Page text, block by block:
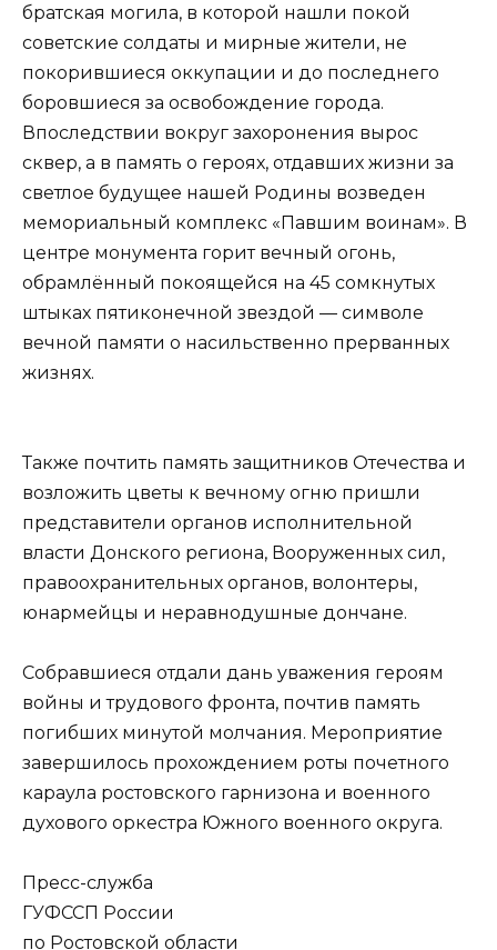
братская могила, в которой нашли покой
советские солдаты и мирные жители, не
покорившиеся оккупации и до последнего
боровшиеся за освобождение города.
Впоследствии вокруг захоронения вырос
сквер, а в память о героях, отдавших жизни за
светлое будущее нашей Родины возведен
мемориальный комплекс «Павшим воинам». В
центре монумента горит вечный огонь,
обрамлённый покоящейся на 45 сомкнутых
штыках пятиконечной звездой — символе
вечной памяти о насильственно прерванных
жизнях.
Также почтить память защитников Отечества и
возложить цветы к вечному огню пришли
представители органов исполнительной
власти Донского региона, Вооруженных сил,
правоохранительных органов, волонтеры,
юнармейцы и неравнодушные дончане.
Собравшиеся отдали дань уважения героям
войны и трудового фронта, почтив память
погибших минутой молчания. Мероприятие
завершилось прохождением роты почетного
караула ростовского гарнизона и военного
духового оркестра Южного военного округа.
Пресс-служба
ГУФССП России
по Ростовской области